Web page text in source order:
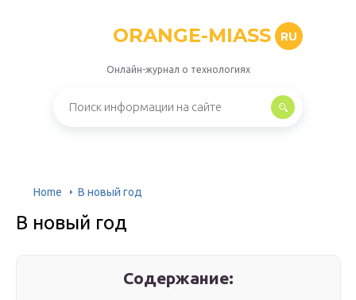
ORANGE-MIASS RU
Онлайн-журнал о технологиях
Home В новый год
В новый год
Содержание: